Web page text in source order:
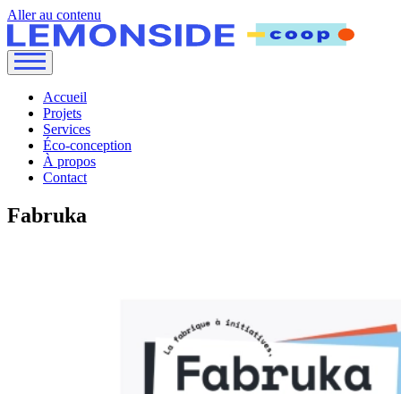
Aller au contenu
Accueil
Projets
Services
Éco-conception
À propos
Contact
Fabruka